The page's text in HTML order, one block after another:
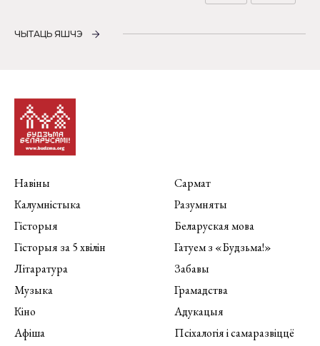
ЧЫТАЦЬ ЯШЧЭ
Навіны
Калумністыка
Гісторыя
Гісторыя за 5 хвілін
Літаратура
Музыка
Кіно
Афіша
Сармат
Разумняты
Беларуская мова
Гатуем з «Будзьма!»
Забавы
Грамадства
Адукацыя
Псіхалогія і самаразвіццё